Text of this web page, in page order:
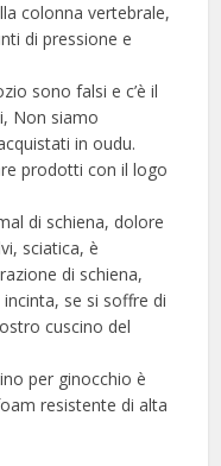
colonna vertebrale,
di pressione e
sono falsi e c’è il
Non siamo
in oudu.
prodotti con il logo
di schiena, dolore
sciatica, è
di schiena,
se si soffre di
cuscino del
per ginocchio è
resistente di alta